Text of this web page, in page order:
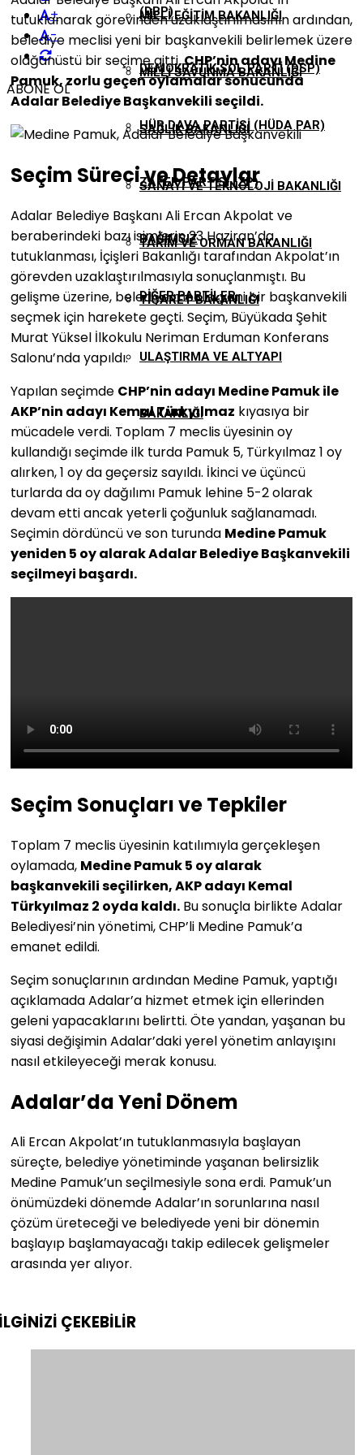
(DBP)
DEMOKRATIK SOL PARTI (DSP)
HÜR DAVA PARTISI (HÜDA PAR)
ZAFER PARTISI (ZP)
BAĞIMSIZ
DIĞER PARTILER
MILLI EĞITIM BAKANLIĞI
MILLI SAVUNMA BAKANLIĞI
SAĞLIK BAKANLIĞI
SANAYI VE TEKNOLOJI BAKANLIĞI
TARIM VE ORMAN BAKANLIĞI
TICARET BAKANLIĞI
ULAŞTIRMA VE ALTYAPI
BAKANLIĞI
+
-
ABONE OL
tutuklanarak görevinden uzaklaştırılmasının ardından,
belediye meclisi yeni bir başkanvekili belirlemek üzere
olağanüstü bir seçime gitti.CHP’nin adayı Medine
Pamuk, zorlu geçen oylamalar sonucunda
Adalar Belediye Başkanvekili seçildi.
Seçim Süreci ve Detaylar
Adalar Belediye Başkanı Ali Ercan Akpolat ve
beraberindeki bazı isimlerin 23 Haziran’da
tutuklanması, İçişleri Bakanlığı tarafından Akpolat’ın
görevden uzaklaştırılmasıyla sonuçlanmıştı. Bu
gelişme üzerine, belediye meclisi yeni bir başkanvekili
seçmek için harekete geçti. Seçim, Büyükada Şehit
Murat Yüksel İlkokulu Neriman Erduman Konferans
Salonu’nda yapıldı.
Yapılan seçimde CHP’nin adayı Medine Pamuk ile
AKP’nin adayı Kemal Türkyılmaz kıyasıya bir
mücadele verdi. Toplam 7 meclis üyesinin oy
kullandığı seçimde ilk turda Pamuk 5, Türkyılmaz 1 oy
alırken, 1 oy da geçersiz sayıldı. İkinci ve üçüncü
turlarda da oy dağılımı Pamuk lehine 5-2 olarak
devam etti ancak yeterli çoğunluk sağlanamadı.
Seçimin dördüncü ve son turunda Medine Pamuk
yeniden 5 oy alarak Adalar Belediye Başkanvekili
seçilmeyi başardı.
Seçim Sonuçları ve Tepkiler
Toplam 7 meclis üyesinin katılımıyla gerçekleşen
oylamada, Medine Pamuk 5 oy alarak
başkanvekili seçilirken, AKP adayı Kemal
Türkyılmaz 2 oyda kaldı. Bu sonuçla birlikte Adalar
Belediyesi’nin yönetimi, CHP’li Medine Pamuk’a
emanet edildi.
Seçim sonuçlarının ardından Medine Pamuk, yaptığı
açıklamada Adalar’a hizmet etmek için ellerinden
geleni yapacaklarını belirtti. Öte yandan, yaşanan bu
siyasi değişimin Adalar’daki yerel yönetim anlayışını
nasıl etkileyeceği merak konusu.
Adalar’da Yeni Dönem
Ali Ercan Akpolat’ın tutuklanmasıyla başlayan
süreçte, belediye yönetiminde yaşanan belirsizlik
Medine Pamuk’un seçilmesiyle sona erdi. Pamuk’un
önümüzdeki dönemde Adalar’ın sorunlarına nasıl
çözüm üreteceği ve belediyede yeni bir dönemin
başlayıp başlamayacağı takip edilecek gelişmeler
arasında yer alıyor.
ÇEKEBİLİR